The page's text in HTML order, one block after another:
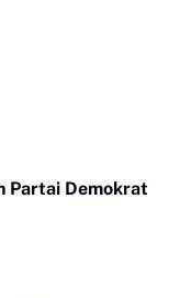
Partai Demokrat